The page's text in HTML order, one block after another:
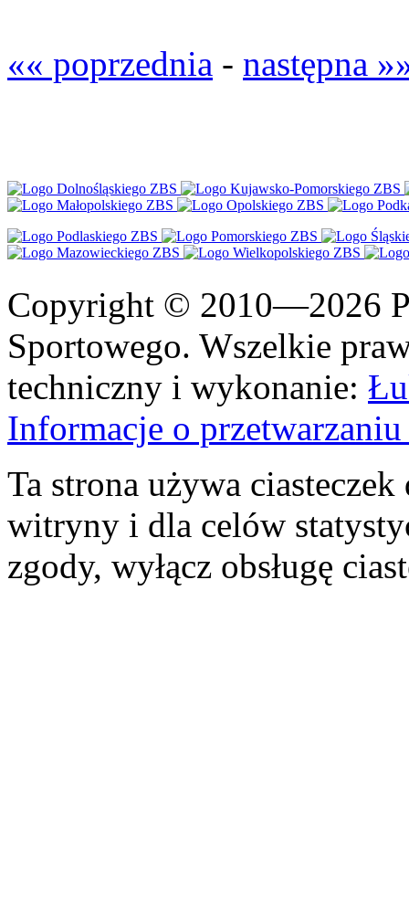
«« poprzednia - następna
Copyright © 2010—2026
Sportowego. Wszelkie
techniczny i wykonanie:
Informacje o
Ta strona używa
witryny i dla celów
zgody, wyłącz obsługę